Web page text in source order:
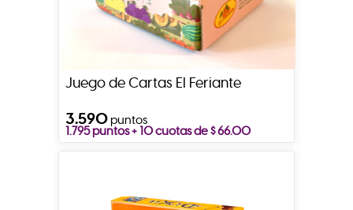
Juego de Cartas El Feriante
3.590puntos
1.795 puntos + 10 cuotas de $ 66.00